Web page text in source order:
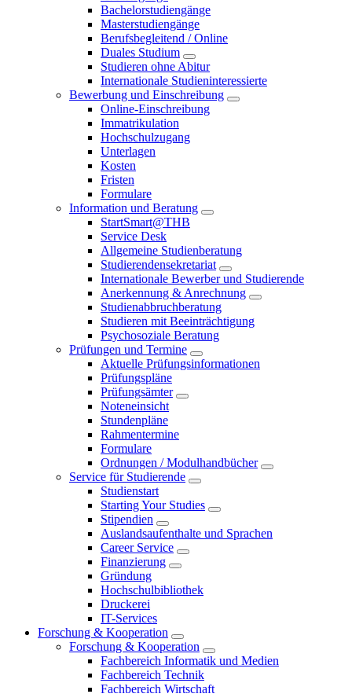
Bachelorstudiengänge
Masterstudiengänge
Berufsbegleitend / Online
Duales Studium
Studieren ohne Abitur
Internationale Studieninteressierte
Bewerbung und Einschreibung
Online-Einschreibung
Immatrikulation
Hochschulzugang
Unterlagen
Kosten
Fristen
Formulare
Information und Beratung
StartSmart@THB
Service Desk
Allgemeine Studienberatung
Studierendensekretariat
Internationale Bewerber und Studierende
Anerkennung & Anrechnung
Studienabbruchberatung
Studieren mit Beeinträchtigung
Psychosoziale Beratung
Prüfungen und Termine
Aktuelle Prüfungsinformationen
Prüfungspläne
Prüfungsämter
Noteneinsicht
Stundenpläne
Rahmentermine
Formulare
Ordnungen / Modulhandbücher
Service für Studierende
Studienstart
Starting Your Studies
Stipendien
Auslandsaufenthalte und Sprachen
Career Service
Finanzierung
Gründung
Hochschulbibliothek
Druckerei
IT-Services
Forschung & Kooperation
Forschung & Kooperation
Fachbereich Informatik und Medien
Fachbereich Technik
Fachbereich Wirtschaft